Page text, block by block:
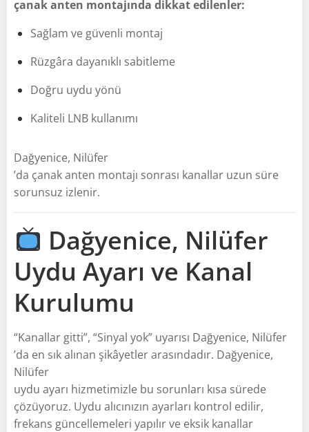
çanak anten montajında dikkat edilenler:
Sağlam ve güvenli montaj
Rüzgâra dayanıklı sabitleme
Doğru uydu yönü
Kaliteli LNB kullanımı
Dağyenice, Nilüfer
’da çanak anten montajı sonrası kanallar uzun süre
sorunsuz izlenir.
Dağyenice, Nilüfer
Uydu Ayarı ve Kanal
Kurulumu
“Kanallar gitti”, “Sinyal yok” uyarısı Dağyenice, Nilüfer
’da en sık alınan şikâyetler arasındadır. Dağyenice,
Nilüfer
uydu ayarı hizmetimizle bu sorunları kısa sürede
çözüyoruz. Uydu alıcınızın ayarları kontrol edilir,
frekans güncellemeleri yapılır ve eksik kanallar